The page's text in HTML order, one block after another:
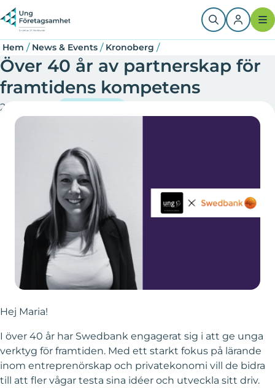
Hoppa
till
huvudinnehåll
Länkstig
Hem / News & Events / Kronoberg /
Över 40 år av partnerskap för
framtidens kompetens
2026-04-08
Hej Maria!
I över 40 år har Swedbank engagerat sig i att ge unga
verktyg för framtiden. Med ett starkt fokus på lärande
inom entreprenörskap och privatekonomi vill de bidra
till att fler vågar testa sina idéer och utveckla sitt driv.